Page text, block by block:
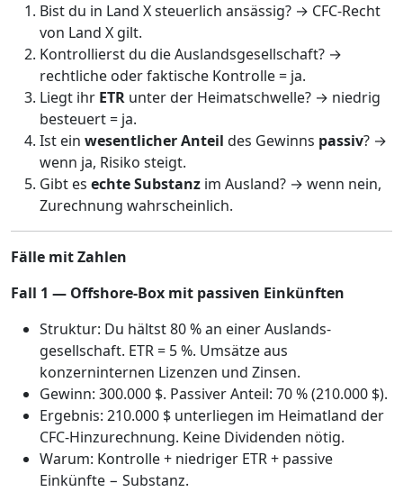
Bist du in Land X steuerlich ansässig? → CFC-Recht
von Land X gilt.
Kontrollierst du die Auslands­gesellschaft? →
rechtliche oder faktische Kontrolle = ja.
Liegt ihr ETR unter der Heimatschwelle? → niedrig
besteuert = ja.
Ist ein wesentlicher Anteil des Gewinns passiv? →
wenn ja, Risiko steigt.
Gibt es echte Substanz im Ausland? → wenn nein,
Zurechnung wahrscheinlich.
Fälle mit Zahlen
Fall 1 — Offshore-Box mit passiven Einkünften
Struktur: Du hältst 80 % an einer Auslands­
gesellschaft. ETR = 5 %. Umsätze aus
konzerninternen Lizenzen und Zinsen.
Gewinn: 300.000 $. Passiver Anteil: 70 % (210.000 $).
Ergebnis: 210.000 $ unterliegen im Heimatland der
CFC-Hinzurechnung. Keine Dividenden nötig.
Warum: Kontrolle + niedriger ETR + passive
Einkünfte − Substanz.